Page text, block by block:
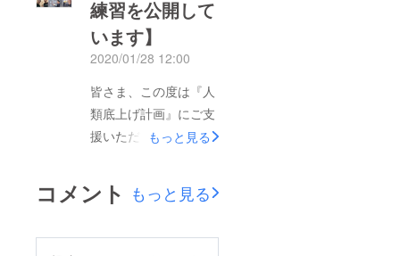
はありません。情報入
手次第共有します。
お迎えて、盛大なパー
ティにしたいと思いま
す。小西伸也（こにし
れ19歳よりベジタリア
ン生活28年2003年こ
ろより、ベジタリアン
行。1000人以上に糖
質制限を指導。あん
師 国家資格所有治療
練習を公開して
います】
2020/01/28 12:00
皆さま、この度は『人
類底上げ計画』にご支
援いただきありがとう
まで、現在の支援総額
は40万円を超え、100
もっと見る
コメント もっと見る